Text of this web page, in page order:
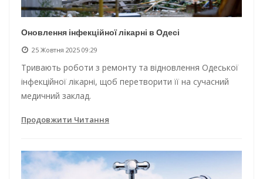
Оновлення інфекційної лікарні в Одесі
25 Жовтня 2025 09:29
Тривають роботи з ремонту та відновлення Одеської
інфекційної лікарні, щоб перетворити її на сучасний
медичний заклад.
Продовжити Читання